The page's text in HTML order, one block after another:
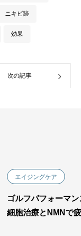
ニキビ跡
効果
次の記事
エイジングケア
ゴルフパフォーマ
細胞治療とNMNで